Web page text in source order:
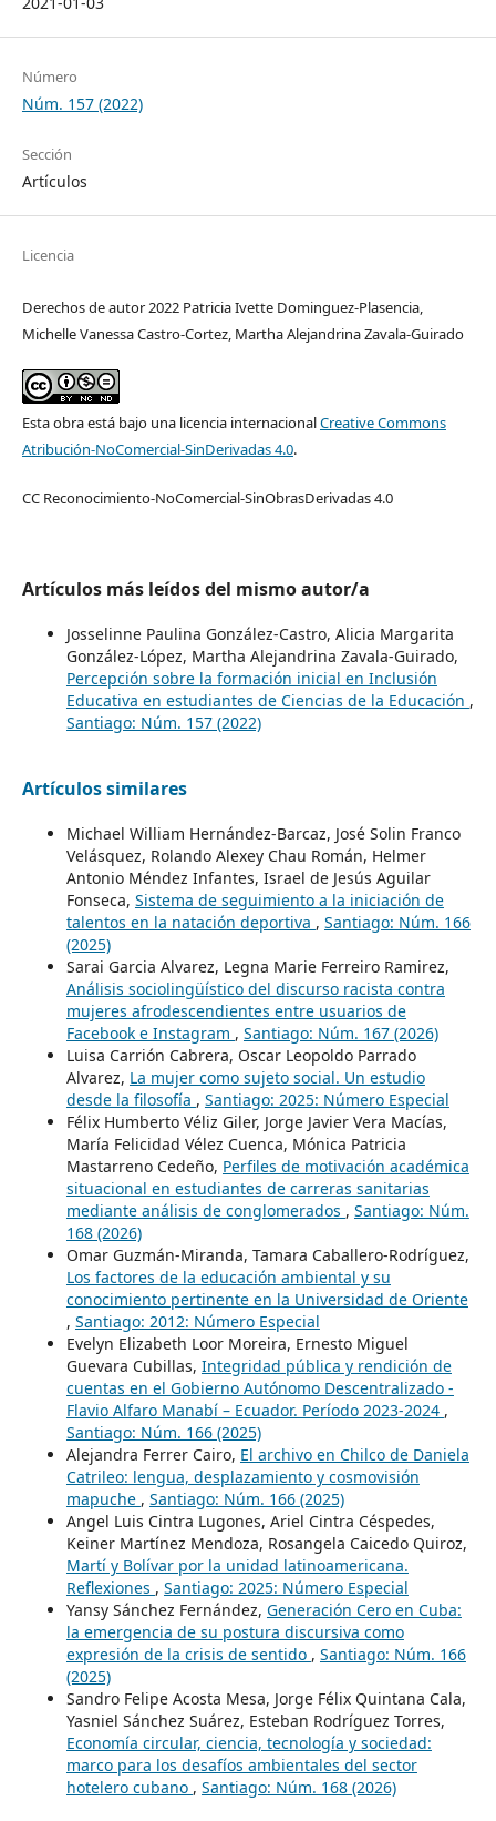
Número
Núm. 157 (2022)
Sección
Artículos
Licencia
Derechos de autor 2022 Patricia Ivette Dominguez-Plasencia,
Michelle Vanessa Castro-Cortez, Martha Alejandrina Zavala-Guirado
Esta obra está bajo una licencia internacionalCreative Commons
Atribución-NoComercial-SinDerivadas 4.0.
CC Reconocimiento-NoComercial-SinObrasDerivadas 4.0
Artículos más leídos del mismo autor/a
Josselinne Paulina González-Castro, Alicia Margarita
González-López, Martha Alejandrina Zavala-Guirado,
Percepción sobre la formación inicial en Inclusión
Educativa en estudiantes de Ciencias de la Educación ,
Santiago: Núm. 157 (2022)
Artículos similares
Michael William Hernández-Barcaz, José Solin Franco
Velásquez, Rolando Alexey Chau Román, Helmer
Antonio Méndez Infantes, Israel de Jesús Aguilar
Fonseca, Sistema de seguimiento a la iniciación de
talentos en la natación deportiva , Santiago: Núm. 166
(2025)
Sarai Garcia Alvarez, Legna Marie Ferreiro Ramirez,
Análisis sociolingüístico del discurso racista contra
mujeres afrodescendientes entre usuarios de
Facebook e Instagram , Santiago: Núm. 167 (2026)
Luisa Carrión Cabrera, Oscar Leopoldo Parrado
Alvarez, La mujer como sujeto social. Un estudio
desde la filosofía , Santiago: 2025: Número Especial
Félix Humberto Véliz Giler, Jorge Javier Vera Macías,
María Felicidad Vélez Cuenca, Mónica Patricia
Mastarreno Cedeño, Perfiles de motivación académica
situacional en estudiantes de carreras sanitarias
mediante análisis de conglomerados , Santiago: Núm.
168 (2026)
Omar Guzmán-Miranda, Tamara Caballero-Rodríguez,
Los factores de la educación ambiental y su
conocimiento pertinente en la Universidad de Oriente
, Santiago: 2012: Número Especial
Evelyn Elizabeth Loor Moreira, Ernesto Miguel
Guevara Cubillas, Integridad pública y rendición de
cuentas en el Gobierno Autónomo Descentralizado -
Flavio Alfaro Manabí – Ecuador. Período 2023-2024 ,
Santiago: Núm. 166 (2025)
Alejandra Ferrer Cairo, El archivo en Chilco de Daniela
Catrileo: lengua, desplazamiento y cosmovisión
mapuche , Santiago: Núm. 166 (2025)
Angel Luis Cintra Lugones, Ariel Cintra Céspedes,
Keiner Martínez Mendoza, Rosangela Caicedo Quiroz,
Martí y Bolívar por la unidad latinoamericana.
Reflexiones , Santiago: 2025: Número Especial
Yansy Sánchez Fernández, Generación Cero en Cuba:
la emergencia de su postura discursiva como
expresión de la crisis de sentido , Santiago: Núm. 166
(2025)
Sandro Felipe Acosta Mesa, Jorge Félix Quintana Cala,
Yasniel Sánchez Suárez, Esteban Rodríguez Torres,
Economía circular, ciencia, tecnología y sociedad:
marco para los desafíos ambientales del sector
hotelero cubano , Santiago: Núm. 168 (2026)